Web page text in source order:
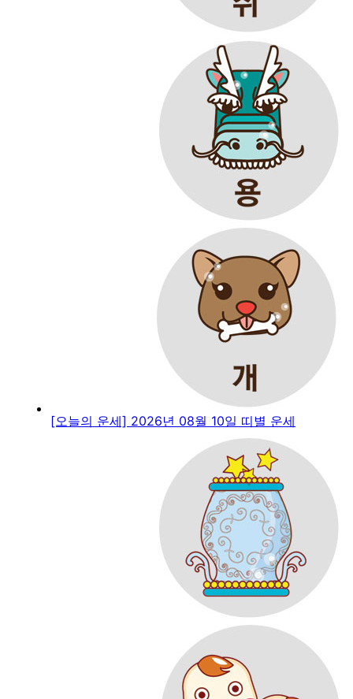
[오늘의 운세] 2026년 08월 10일 띠별 운세